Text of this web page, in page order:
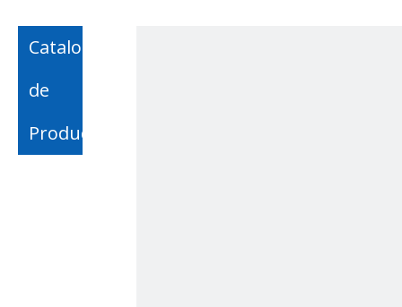
Catalogo
de
Producto